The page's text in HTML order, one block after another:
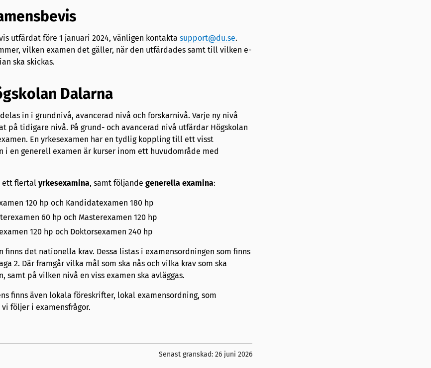
utfärdat före 1 januari 2024, vänligen kontakta support@du.se.
vilken examen det gäller, när den utfärdades samt till vilken e-
ska skickas.
Dalarna
in i grundnivå, avancerad nivå och forskarnivå. Varje ny nivå
på tidigare nivå. På grund- och avancerad nivå utfärdar Högskolan
En yrkesexamen har en tydlig koppling till ett visst
i en generell examen är kurser inom ett huvudområde med
ett flertal yrkesexamina, samt följande generella examina:
120 hp och Kandidatexamen 180 hp
60 hp och Masterexamen 120 hp
120 hp och Doktorsexamen 240 hp
finns det nationella krav. Dessa listas i examens­ordningen som finns
2. Där framgår vilka mål som ska nås och vilka krav som ska
samt på vilken nivå en viss examen ska avläggas.
finns även lokala föreskrifter, lokal examensordning, som
följer i examensfrågor.
Senast granskad: 26 juni 2026